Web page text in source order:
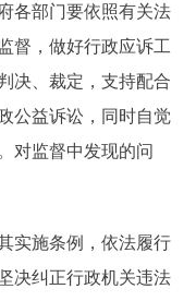
各部门要依照有关法
督，做好行政应诉工
决、裁定，支持配合
公益诉讼，同时自觉
对监督中发现的问
实施条例，依法履行
决纠正行政机关违法